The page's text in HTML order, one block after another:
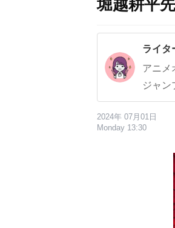
堀越耕平
ライタ
アニメ
ジャン
2024年 07月01日
Monday 13:30